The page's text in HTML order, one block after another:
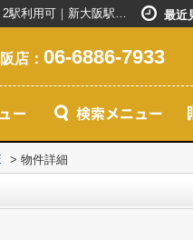
スプランディッド新大阪DUE｜バイク置場 ネット使用料不要 バストイレ別 BS･CS 2駅利用可｜新大阪駅で賃貸マンションを探すなら創業20年以上のセンチュリー21ライフネット・ライブグループ 最近
店： 06-6886-7933
> 物件詳細